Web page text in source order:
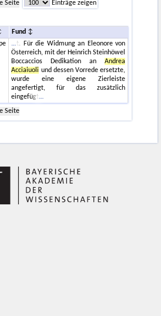
Seite
Einträge zeigen
Fund
t. Für die Widmung an Eleonore von
Österreich, mit der Heinrich Steinhöwel
Boccaccios Dedikation anAndrea
Acciaiuoli und dessen Vorrede ersetzte,
wurde eine eigene Zierleiste
angefertigt, für das zusätzlich
eingefügt
Seite